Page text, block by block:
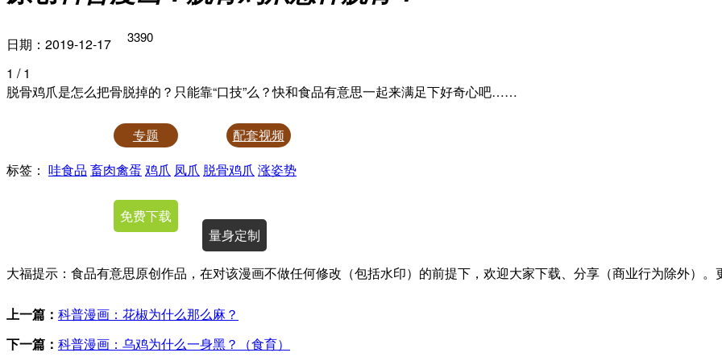
日期：2019-12-17 3390
1 / 1
脱骨鸡爪是怎么把骨脱掉的？只能靠“口技”么？快和食品有意思一起来满足下好奇心吧……
专题
配套视频
标签： 哇食品 畜肉禽蛋 鸡爪 凤爪 脱骨鸡爪 涨姿势
免费下载
量身定制
大福提示：食品有意思原创作品，在对该漫画不做任何修改（包括水印）的前提下，欢迎大家下载、分享（商业行为除外）
上一篇： 科普漫画：花椒为什么那么麻？
下一篇： 科普漫画：乌鸡为什么一身黑？（食育）